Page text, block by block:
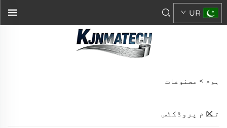
UR
ہوم > مصنوعات
تمام پروڈکٹس